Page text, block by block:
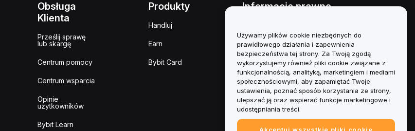
Obsługa
Klienta
Prześlij sprawę
lub skargę
Centrum pomocy
Centrum wsparcia
Opinie
użytkowników
Bybit Learn
Produkty
Handluj
Earn
Bybit Card
Informacje prawne
interesów
Podsumowanie polityki
powiernictwa i zarządzania
Informacje ESG
Biuletyny informacyjne
kryptoaktywów
Używamy plików cookie niezbędnych do
prawidłowego działania i zapewnienia
bezpieczeństwa tej strony. Za Twoją zgodą
wykorzystujemy również pliki cookie związane z
funkcjonalnością, analityką, marketingiem i mediami
społecznościowymi, aby zapamiętać Twoje
ustawienia, poznać sposób korzystania ze strony,
ulepszać ją oraz wspierać funkcje marketingowe i
udostępniania treści.